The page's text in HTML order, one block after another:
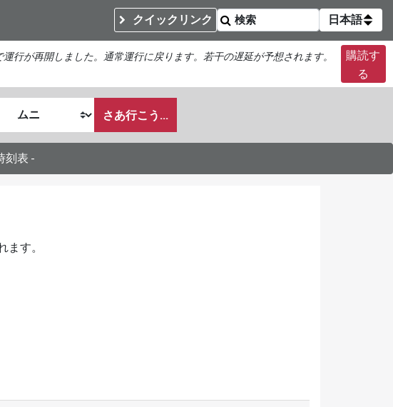
クイックリンク 日本語
行が再開しました。通常運行に戻ります。若干の遅延が予想されます。
購読す
る
さあ行こう...
刻表 -
ます。